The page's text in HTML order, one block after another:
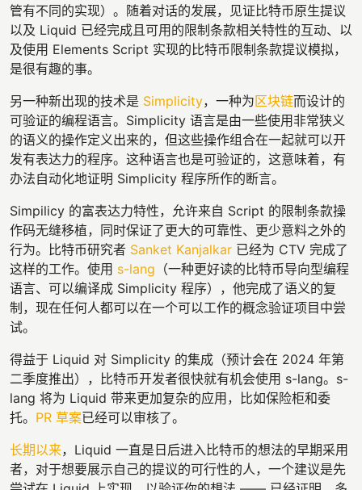
管有不同的实现）。随着对话的发展，见证比特币原生提议
以及 Liquid 已经完成且可用的限制条款相关特性的互动、以
及使用 Elements Script 实现的比特币限制条款提议模拟，
是很有趣的事。
另一种新出现的技术是 Simplicity，一种为区块链而设计的
可验证的编程语言。Simplicity 语言是由一些使用非常狭义
的语义的操作定义出来的，但这些操作组合在一起就可以开
发有表达力的程序。这种语言也是可验证的，这意味着，有
办法自动化地证明 Simplicity 程序所作的断言。
Simpilicy 的富表达力特性，允许来自 Script 的限制条款操
作码无缝移植，同时保证了更大的可靠性、更少意料之外的
行为。比特币研究者 Sanket Kanjalkar 已经为 CTV 完成了
这样的工作。使用 s-lang （一种更好读的比特币导向型编程
语言、可以编译成 Simplicity 程序），他完成了语义的复
制，现在任何人都可以在一个可以工作的概念验证项目中尝
试。
得益于 Liquid 对 Simplicity 的集成（预计会在 2024 年第
二季度推出），比特币开发者很快就有机会使用 s-lang。s-
lang 将为 Liquid 带来更加复杂的应用，比如保险柜和委
托。 PR 草案已经可以审核了。
长期以来，Liquid 一直是日后进入比特币的想法的早期采用
者，对于想要展示自己的提议的可行性的人，一个建议是先